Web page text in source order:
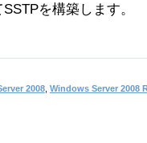
を構築します。
2008, Windows Server 2008